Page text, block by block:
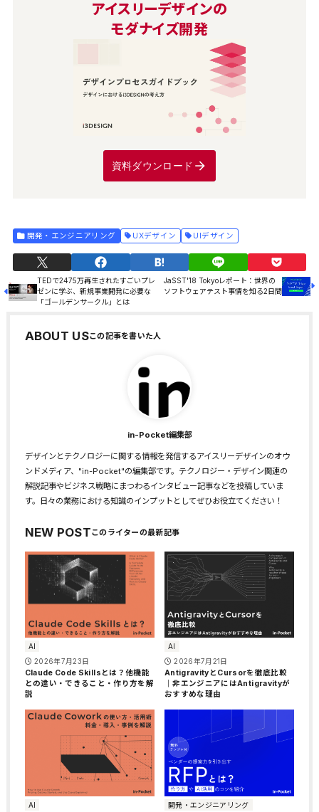
アイスリーデザインの
モダナイズ開発
資料ダウンロード
開発・エンジニアリング UXデザイン UIデザイン
TEDで2475万再生されたすごいプレ
ゼンに学ぶ、新規事業開発に必要な
「ゴールデンサークル」とは
JaSST'18 Tokyoレポート：世界の
ソフトウェアテスト事情を知る2日間
ABOUT US
in-Pocket編集部
デザインとテクノロジーに関する情報を発信するアイスリーデザインのオウ
ンドメディア、"in-Pocket"の編集部です。テクノロジー・デザイン関連の
解説記事やビジネス戦略にまつわるインタビュー記事などを投稿していま
す。日々の業務における知識のインプットとしてぜひお役立てください！
NEW POST
AI
2026年7月23日
Claude Code Skillsとは？他機能
との違い・できること・作り方を解
説
AI
2026年7月21日
AntigravityとCursorを徹底比較
｜非エンジニアにはAntigravityが
おすすめな理由
AI 開発・エンジニアリング